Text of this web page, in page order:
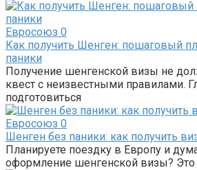
Евросоюз 0
Как получить Шенген: пошаговый
паники
Получение шенгенской визы не
квест с неизвестными правилами.
подготовиться
Евросоюз 0
Шенген без паники: как получить
Планируете поездку в Европу и
оформление шенгенской визы? Это